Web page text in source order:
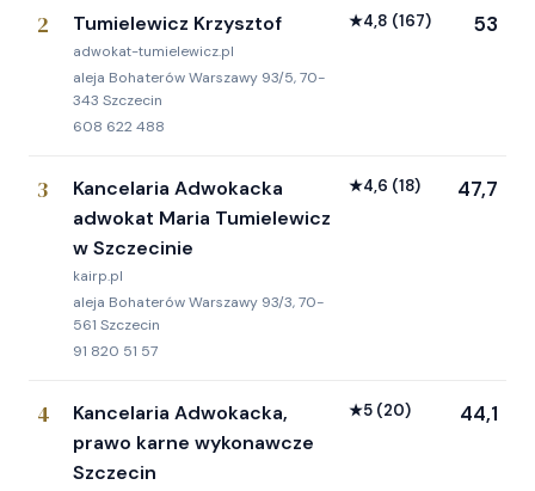
2 Tumielewicz Krzysztof
adwokat-tumielewicz.pl
aleja Bohaterów Warszawy 93/5, 70-
343 Szczecin
608 622 488
★4,8 (167) 53
3
Kancelaria Adwokacka
adwokat Maria Tumielewicz
w Szczecinie
kairp.pl
aleja Bohaterów Warszawy 93/3, 70-
561 Szczecin
91 820 51 57
★4,6 (18) 47,7
4
Kancelaria Adwokacka,
prawo karne wykonawcze
Szczecin
★5 (20) 44,1